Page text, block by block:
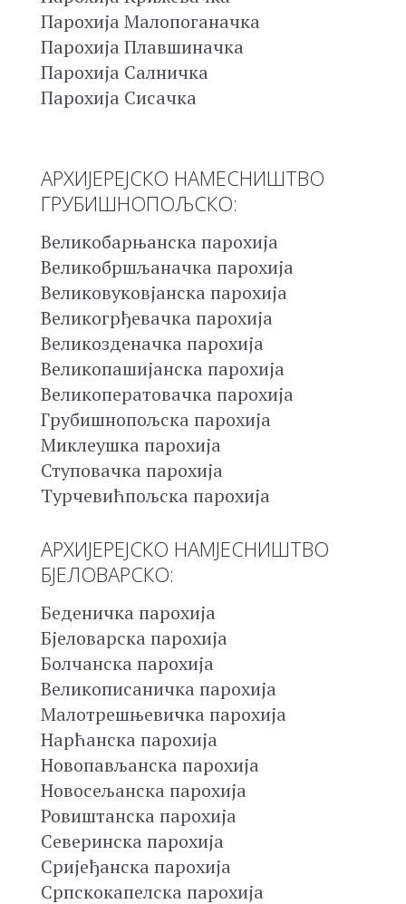
Парохија Малопоганачка
Парохија Плавшиначка
Парохија Салничка
Парохија Сисачка
АРХИЈЕРЕЈСКО НАМЕСНИШТВО
ГРУБИШНОПОЉСКО:
Великобарњанска парохија
Великобршљаначка парохија
Великовуковјанска парохија
Великогрђевачка парохија
Великозденачка парохија
Великопашијанска парохија
Великоператовачка парохија
Грубишнопољска парохија
Миклеушка парохија
Ступовачка парохија
Турчевићпољска парохија
АРХИЈЕРЕЈСКО НАМЈЕСНИШТВО
БЈЕЛОВАРСКО:
Беденичка парохија
Бјеловарска парохија
Болчанска парохија
Великописаничка парохија
Малотрешњевичка парохија
Нарћанска парохија
Новопављанска парохија
Новосељанска парохија
Ровиштанска парохија
Северинска парохија
Сријеђанска парохија
Српскокапелска парохија